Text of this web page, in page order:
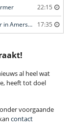
22:15
Automobilist rijdt door na aanrijding met fietster in Amersfoort 17:35
al heel wat
heeft tot doel
voorgaande
contact